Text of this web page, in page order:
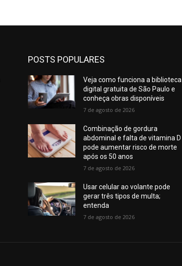
POSTS POPULARES
Veja como funciona a biblioteca
digital gratuita de São Paulo e
conheça obras disponíveis
7 de agosto de 2026
Combinação de gordura
abdominal e falta de vitamina D
pode aumentar risco de morte
após os 50 anos
7 de agosto de 2026
Usar celular ao volante pode
gerar três tipos de multa;
entenda
7 de agosto de 2026